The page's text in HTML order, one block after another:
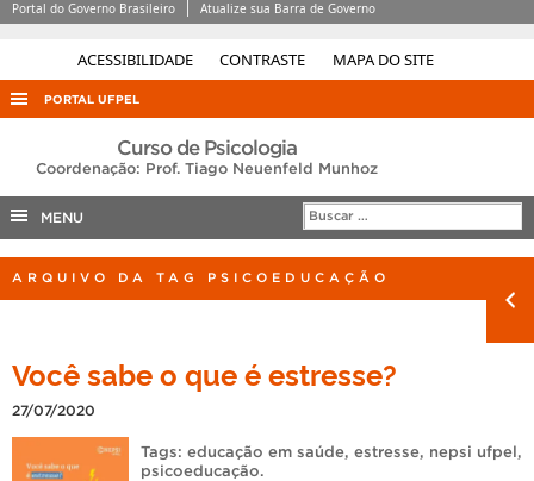
ACESSIBILIDADE CONTRASTE MAPA DO SITE
Portal do Governo Brasileiro Atualize sua Barra de Governo
PORTAL UFPEL
ACESSO À INFORMAÇÃO
AUDITORIA
COBALTO
CONCURSOS
EDITAIS
OUVIDORIA
TELEFONES
Curso de Psicologia
Coordenação: Prof. Tiago Neuenfeld Munhoz
MENU
ARQUIVO DA TAG PSICOEDUCAÇÃO
Você sabe o que é estresse?
27/07/2020
Tags: educação em saúde, estresse, nepsi ufpel,
psicoeducação.